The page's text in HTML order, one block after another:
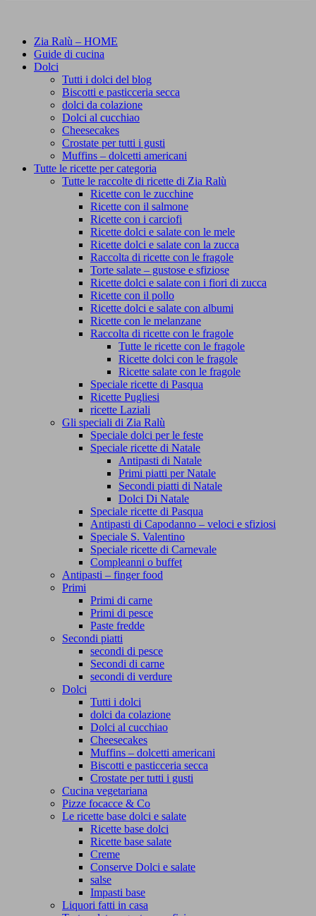
Zia Ralù – HOME
Guide di cucina
Dolci
Tutti i dolci del blog
Biscotti e pasticceria secca
dolci da colazione
Dolci al cucchiao
Cheesecakes
Crostate per tutti i gusti
Muffins – dolcetti americani
Tutte le ricette per categoria
Tutte le raccolte di ricette di Zia Ralù
Ricette con le zucchine
Ricette con il salmone
Ricette con i carciofi
Ricette dolci e salate con le mele
Ricette dolci e salate con la zucca
Raccolta di ricette con le fragole
Torte salate – gustose e sfiziose
Ricette dolci e salate con i fiori di zucca
Ricette con il pollo
Ricette dolci e salate con albumi
Ricette con le melanzane
Raccolta di ricette con le fragole
Tutte le ricette con le fragole
Ricette dolci con le fragole
Ricette salate con le fragole
Speciale ricette di Pasqua
Ricette Pugliesi
ricette Laziali
Gli speciali di Zia Ralù
Speciale dolci per le feste
Speciale ricette di Natale
Antipasti di Natale
Primi piatti per Natale
Secondi piatti di Natale
Dolci Di Natale
Speciale ricette di Pasqua
Antipasti di Capodanno – veloci e sfiziosi
Speciale S. Valentino
Speciale ricette di Carnevale
Compleanni o buffet
Antipasti – finger food
Primi
Primi di carne
Primi di pesce
Paste fredde
Secondi piatti
secondi di pesce
Secondi di carne
secondi di verdure
Dolci
Tutti i dolci
dolci da colazione
Dolci al cucchiao
Cheesecakes
Muffins – dolcetti americani
Biscotti e pasticceria secca
Crostate per tutti i gusti
Cucina vegetariana
Pizze focacce & Co
Le ricette base dolci e salate
Ricette base dolci
Ricette base salate
Creme
Conserve Dolci e salate
salse
Impasti base
Liquori fatti in casa